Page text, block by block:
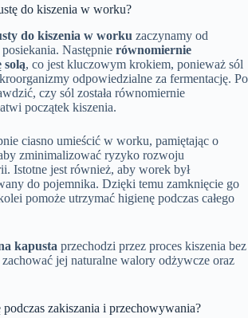
do kiszenia w worku?
do kiszenia w worku zaczynamy od
Następnie równomiernie
solą, co jest kluczowym krokiem, ponieważ sól
odpowiedzialne za fermentację. Po
czy sól została równomiernie
początek kiszenia.
ciasno umieścić w worku, pamiętając o
zminimalizować ryzyko rozwoju
Istotne jest również, aby worek był
do pojemnika. Dzięki temu zamknięcie go
pomoże utrzymać higienę podczas całego
kapusta przechodzi przez proces kiszenia bez
zachować jej naturalne walory odżywcze oraz
zakiszania i przechowywania?